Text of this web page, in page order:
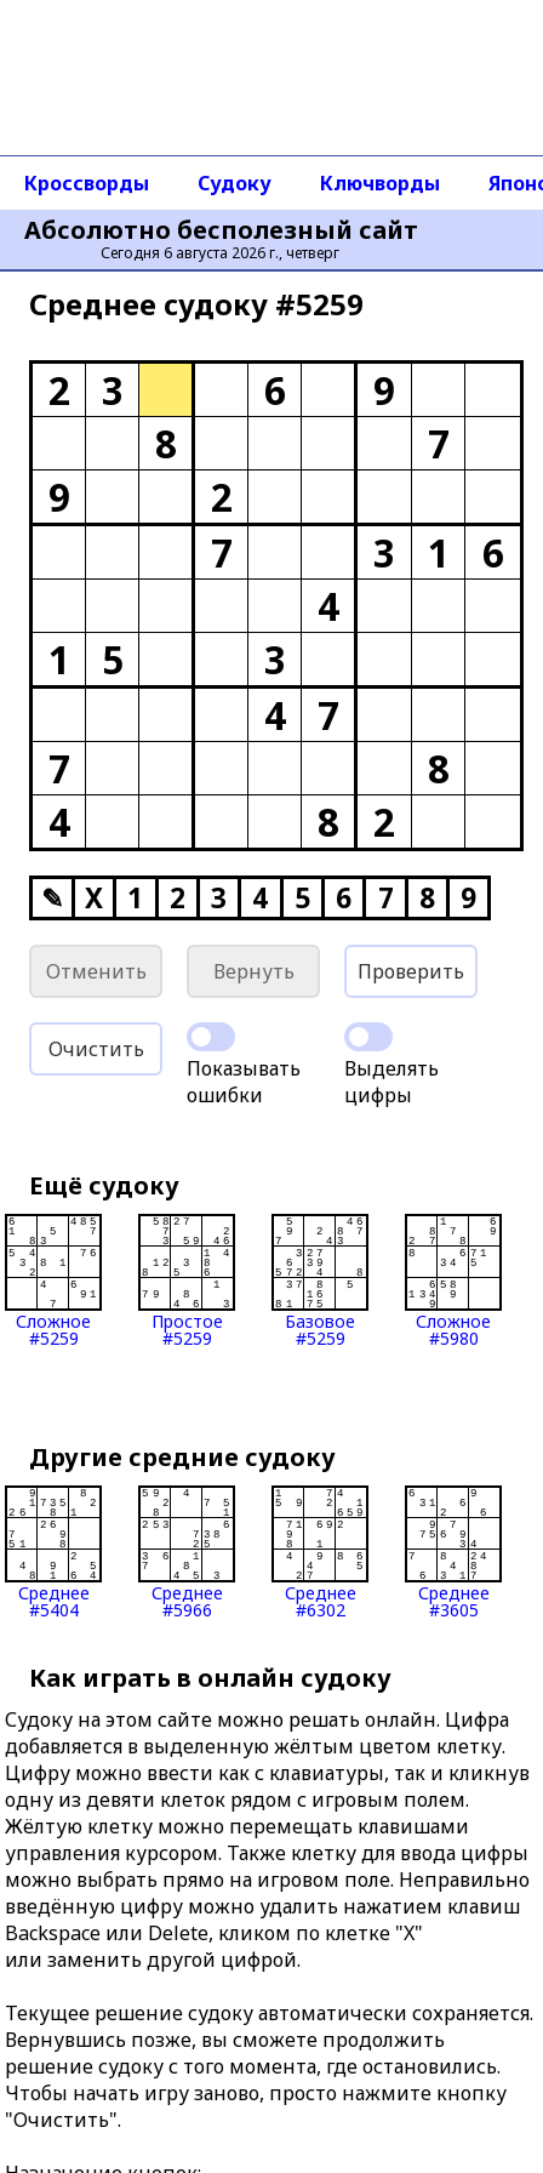
Абсолютно бесполезный сайт
Сегодня 6 августа 2026 г., четверг
Кроссворды Судоку Ключворды
Среднее cудоку #5259
2 3 6
9
8
7
9
2
7
3 1
6
4
1
5
3
4
7
7
8
4
8 2
✎ X 1 2 3 4 5 6 7 8 9
Отменить Вернуть Проверить
Очистить
Показывать
ошибки
Выделять
цифры
Ещё судоку
Сложное
#5259
Простое
#5259
Базовое
#5259
Сложное
#5980
Другие средние судоку
Среднее
#5404
Среднее
#5966
Среднее
#6302
Среднее
#3605
Как играть в онлайн судоку
Судоку на этом сайте можно решать онлайн. Цифра
добавляется в выделенную жёлтым цветом клетку.
Цифру можно ввести как с клавиатуры, так и кликнув
одну из девяти клеток рядом с игровым полем.
Жёлтую клетку можно перемещать клавишами
управления курсором. Также клетку для ввода цифры
можно выбрать прямо на игровом поле. Неправильно
введённую цифру можно удалить нажатием клавиш
Backspace или Delete, кликом по клетке "X"
или заменить другой цифрой.
Текущее решение судоку автоматически сохраняется.
Вернувшись позже, вы сможете продолжить
решение судоку с того момента, где остановились.
Чтобы начать игру заново, просто нажмите кнопку
"Очистить".